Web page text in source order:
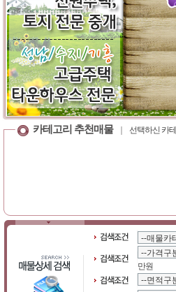
카테고리 추천매물 선택하신 카
만원